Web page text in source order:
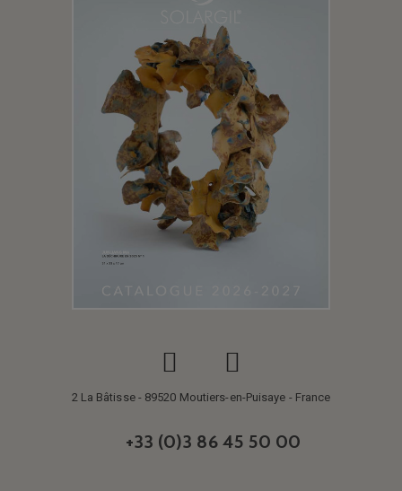
2 La Bâtisse - 89520 Moutiers-en-Puisaye - France
+33 (0)3 86 45 50 00